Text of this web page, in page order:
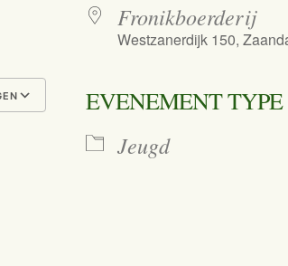
Google Calendar
Fronikboerderij
Westzanerdijk 150,
EVENEMENT TYPE
Jeugd